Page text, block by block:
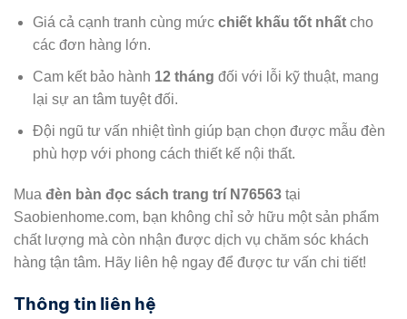
Giá cả cạnh tranh cùng mức chiết khấu tốt nhấtcho
các đơn hàng lớn.
Cam kết bảo hành 12 tháng đối với lỗi kỹ thuật, mang
lại sự an tâm tuyệt đối.
Đội ngũ tư vấn nhiệt tình giúp bạn chọn được mẫu đèn
phù hợp với phong cách thiết kế nội thất.
Mua đèn bàn đọc sách trang trí N76563 tại
Saobienhome.com, bạn không chỉ sở hữu một sản phẩm
chất lượng mà còn nhận được dịch vụ chăm sóc khách
hàng tận tâm. Hãy liên hệ ngay để được tư vấn chi tiết!
Thông tin liên hệ